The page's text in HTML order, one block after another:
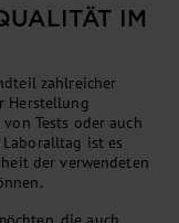
IM
zahlreicher
Herstellung
Tests oder auch
ist es
der verwendeten